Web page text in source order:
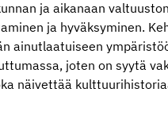
ja aikanaan
ja hyväksyminen.
ainutlaatuiseen
joten on syytä
näivettää